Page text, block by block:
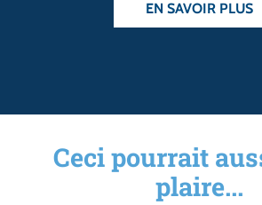
EN SAVOIR PLUS
Ceci pourrait
plaire...